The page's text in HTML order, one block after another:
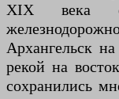
XIX века
Архангельск
рекой на
сохранились